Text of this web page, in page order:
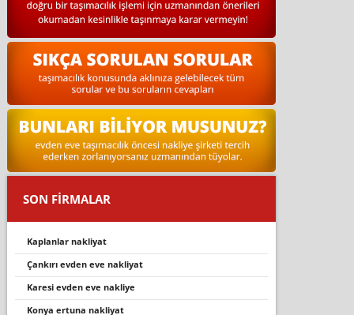
SON FİRMALAR
kaplanlar nakliyat
çankırı evden eve nakliyat
karesi̇ evden eve nakli̇ye
konya ertuna nakliyat